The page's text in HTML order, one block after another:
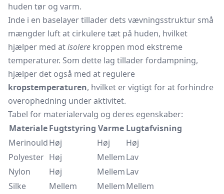
huden tør og varm.
Inde i en baselayer tillader dets vævningsstruktur små
mængder luft at cirkulere tæt på huden, hvilket
hjælper med atisolere kroppen mod ekstreme
temperaturer. Som dette lag tillader fordampning,
hjælper det også med at regulere
kropstemperaturen, hvilket er vigtigt for at forhindre
overophedning under aktivitet.
Tabel for materialervalg og deres egenskaber:
MaterialeFugtstyring Varme Lugtafvisning
MerinouldHøj Høj
Høj
Polyester Høj MellemLav
Nylon
Høj MellemLav
Silke
Mellem MellemMellem